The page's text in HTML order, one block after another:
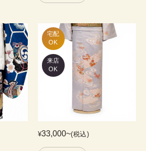
宅配
OK
来店
OK
¥33,000~(税込)